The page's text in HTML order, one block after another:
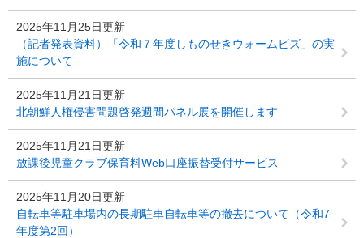
2025年11月25日更新
（記者発表資料）「令和７年度しものせきウォームビズ」の実
施について
2025年11月21日更新
北朝鮮人権侵害問題啓発週間パネル展を開催します
2025年11月21日更新
放課後児童クラブ保育料Web口座振替受付サービス
2025年11月20日更新
自転車等駐車場内の長期駐車自転車等の撤去について（令和7
年度第2回）